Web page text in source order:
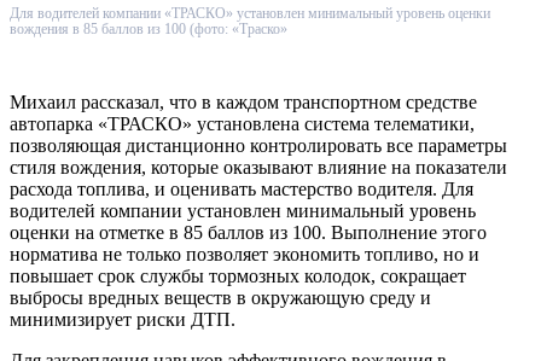
Для водителей компании «ТРАСКО» установлен минимальный уровень оценки
вождения в 85 баллов из 100 (фото: «Траско»
Михаил рассказал, что в каждом транспортном средстве
автопарка «ТРАСКО» установлена система телематики,
позволяющая дистанционно контролировать все параметры
стиля вождения, которые оказывают влияние на показатели
расхода топлива, и оценивать мастерство водителя. Для
водителей компании установлен минимальный уровень
оценки на отметке в 85 баллов из 100. Выполнение этого
норматива не только позволяет экономить топливо, но и
повышает срок службы тормозных колодок, сокращает
выбросы вредных веществ в окружающую среду и
минимизирует риски ДТП.